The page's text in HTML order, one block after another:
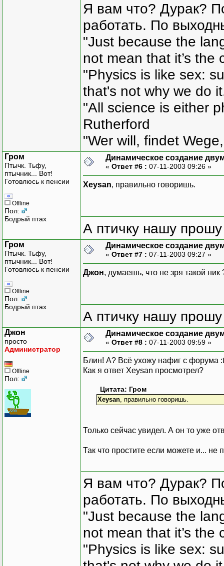
template <class
ostream&
{
for(; begin !=
{
os <<
}
return os;
int main(int argc,
{
Matrix<int> m;
m[1][2] = 3;
m[2][1] = 2;
return 0;
}
Я вам что? Дурак?
работать. По
"Just because the
not mean that it’s the
"Physics is like sex:
that's not why we do
"All science is either
Rutherford
"Wer will, findet
Гром
Птычк. Тьфу,
птычник... Вот!
Готовлюсь к пенсии
Offline
Пол:
Бодрый птах
Динамическое создание
« Ответ #6 : 07-11-2003 09:26 »
Xeysan, правильно говоришь.
А птичку нашу
Гром
Птычк. Тьфу,
птычник... Вот!
Готовлюсь к пенсии
Offline
Пол:
Бодрый птах
Динамическое создание
« Ответ #7 : 07-11-2003 09:27 »
Джон, думаешь, что не зря такой ник
А птичку нашу
Джон
просто
Администратор
Offline
Пол:
Динамическое создание
« Ответ #8 : 07-11-2003 09:59 »
Блин! А? Всё ухожу нафиг с форума
Как я ответ Xeysan просмотрел?
Цитата: Гром
Xeysan, правильно говоришь.
Только сейчас увидел. А он то уже
Так что простите если можете и...
Я вам что? Дурак?
работать. По
"Just because the
not mean that it’s the
"Physics is like sex: